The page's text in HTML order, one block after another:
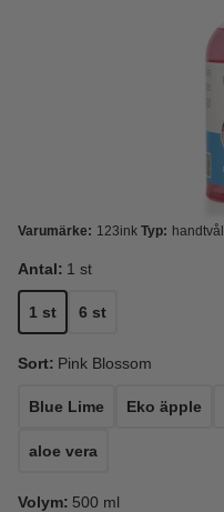
Varumärke: 123ink Typ: handtvål
Antal: 1 st
1 st 6 st
Sort: Pink Blossom
Blue Lime Eko äpple
aloe vera
Volym: 500 ml